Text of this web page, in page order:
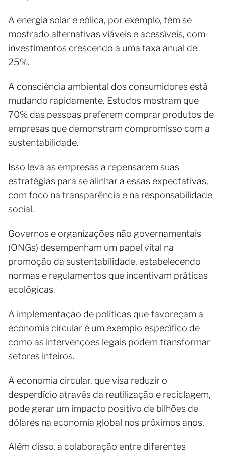
A energia solar e eólica, por exemplo, têm se
mostrado alternativas viáveis e acessíveis, com
investimentos crescendo a uma taxa anual de
25%.
A consciência ambiental dos consumidores está
mudando rapidamente. Estudos mostram que
70% das pessoas preferem comprar produtos de
empresas que demonstram compromisso com a
sustentabilidade.
Isso leva as empresas a repensarem suas
estratégias para se alinhar a essas expectativas,
com foco na transparência e na responsabilidade
social.
Governos e organizações não governamentais
(ONGs) desempenham um papel vital na
promoção da sustentabilidade, estabelecendo
normas e regulamentos que incentivam práticas
ecológicas.
A implementação de políticas que favoreçam a
economia circular é um exemplo específico de
como as intervenções legais podem transformar
setores inteiros.
A economia circular, que visa reduzir o
desperdício através da reutilização e reciclagem,
pode gerar um impacto positivo de bilhões de
dólares na economia global nos próximos anos.
Além disso, a colaboração entre diferentes